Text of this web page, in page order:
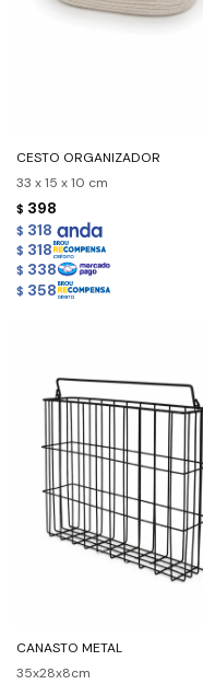
CESTO ORGANIZADOR
33 x 15 x 10 cm
$ 398
$ 318
$ 318
$ 338
$ 358
CANASTO METAL
35x28x8cm